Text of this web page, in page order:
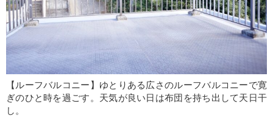
【ルーフバルコニー】ゆとりある広さのルーフバルコニーで寛
ぎのひと時を過ごす。天気が良い日は布団を持ち出して天日干
し。